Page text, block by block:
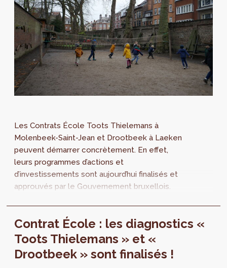
Les Contrats École Toots Thielemans à
Molenbeek-Saint-Jean et Drootbeek à Laeken
peuvent démarrer concrètement. En effet,
leurs programmes d’actions et
d’investissements sont aujourd’hui finalisés et
approuvés par le Gouvernement bruxellois.
des infrastructures ouvertes pour le quartier.
Contrat École : les diagnostics «
Toots Thielemans » et «
Drootbeek » sont finalisés !